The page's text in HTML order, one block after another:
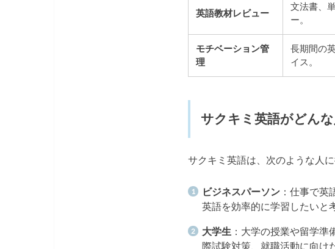
英語教材レビュー
文法書、
ー。
モチベーション管
理
長期間の
イス。
サクキミ英語がどん
サクキミ英語は、次のような人
ビジネスパーソン ：仕事で
英語を効率的に学習したいと
大学生 ：大学の授業や留学
際試験対策、就職活動に向け